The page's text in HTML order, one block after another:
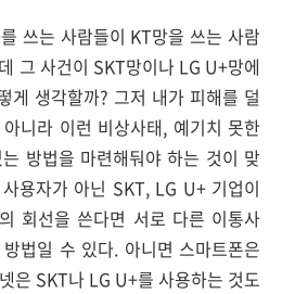
쓰는 사람들이 KT망을 쓰는 사람
그 사건이 SKT망이나 LG U+망에
게 생각할까? 그저 내가 피해를 덜
니라 이런 비상사태, 예기치 못한
방법을 마련해둬야 하는 것이 맞
용자가 아닌 SKT, LG U+ 기업이
회선을 쓴다면 서로 다른 이통사
법일 수 있다. 아니면 스마트폰은
은 SKT나 LG U+를 사용하는 것도